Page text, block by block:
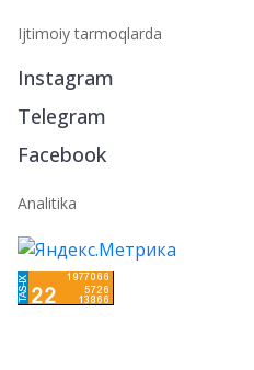
Ijtimoiy tarmoqlarda
Instagram
Telegram
Facebook
Analitika